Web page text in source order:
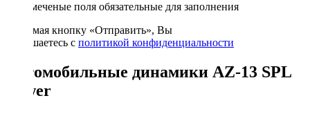
* - отмеченые поля обязательные для заполнения
Нажимая кнопку «Отправить», Вы
соглашаетесь с политикой конфиденциальности
Автомобильные динамики AZ-13 SPL
Power